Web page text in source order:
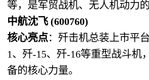
等，是军贸战机、无人机动力
中航沈飞 (600760)
核心亮点：歼击机总装上市平
1、歼-15、歼-16等重型战斗机
备的核心力量。